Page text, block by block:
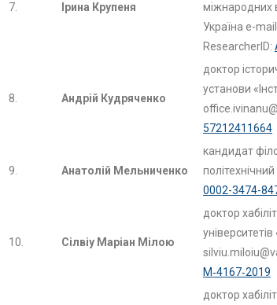
7. Ірина Крупеня
міжнародних
Україна e-
ResearcherID:
8. Андрій Кудряченко
доктор
установи
57212411664
9. Анатолій Мельниченко
кандидат
0002-3474-
10. Сілвіу Маріан Мілою
доктор
M‑4167‑2019
доктор